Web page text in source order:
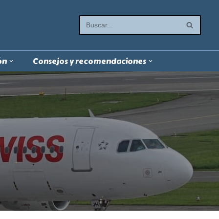
Consejos y recomendaciones